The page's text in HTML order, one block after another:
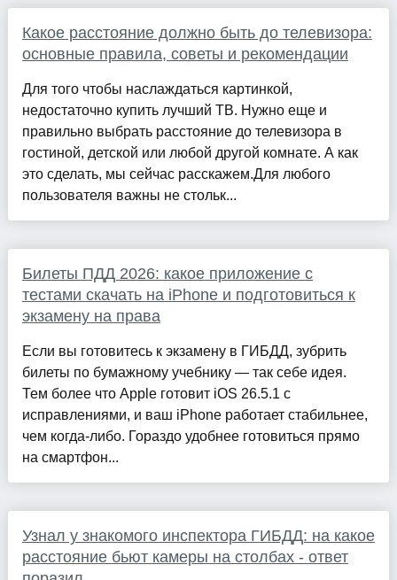
Какое расстояние должно быть до телевизора:
основные правила, советы и рекомендации
Для того чтобы наслаждаться картинкой,
недостаточно купить лучший ТВ. Нужно еще и
правильно выбрать расстояние до телевизора в
гостиной, детской или любой другой комнате. А как
это сделать, мы сейчас расскажем.Для любого
пользователя важны не стольк...
Билеты ПДД 2026: какое приложение с
тестами скачать на iPhone и подготовиться к
экзамену на права
Если вы готовитесь к экзамену в ГИБДД, зубрить
билеты по бумажному учебнику — так себе идея.
Тем более что Apple готовит iOS 26.5.1 с
исправлениями, и ваш iPhone работает стабильнее,
чем когда-либо. Гораздо удобнее готовиться прямо
на смартфон...
Узнал у знакомого инспектора ГИБДД: на какое
расстояние бьют камеры на столбах - ответ